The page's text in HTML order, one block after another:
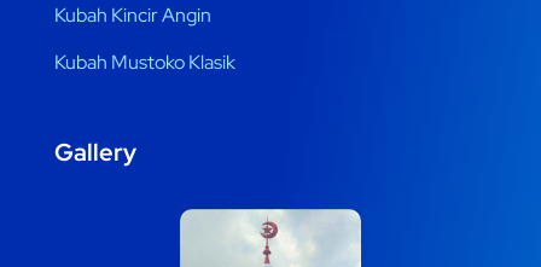
Kubah Kincir Angin
Kubah Mustoko Klasik
Gallery